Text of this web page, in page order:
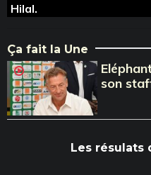
Hilal.
Ça fait la Une
son
Les résulats